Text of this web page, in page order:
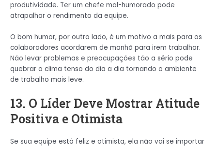
produtividade. Ter um chefe mal-humorado pode
atrapalhar o rendimento da equipe.
O bom humor, por outro lado, é um motivo a mais para os
colaboradores acordarem de manhã para irem trabalhar.
Não levar problemas e preocupações tão a sério pode
quebrar o clima tenso do dia a dia tornando o ambiente
de trabalho mais leve.
13. O Líder Deve Mostrar Atitude
Positiva e Otimista
Se sua equipe está feliz e otimista, ela não vai se importar